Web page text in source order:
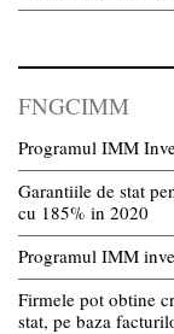
FNGCIMM
Programul IMM
Garantiile de stat
cu 185% in 2020
Programul IMM
Firmele pot obtine
stat, pe baza